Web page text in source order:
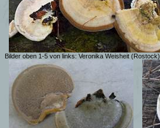
Bilder oben 1-5 von links: Veronika Weisheit